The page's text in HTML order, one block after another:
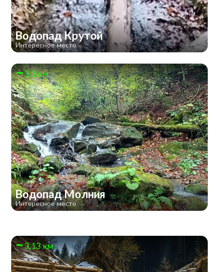
Водопад Крутой
Интересное место
3.1 км
Водопад Молния
Интересное место
3.13 км